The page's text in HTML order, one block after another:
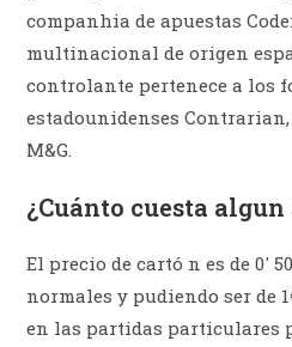
companhia de apuestas
multinacional de origen
controlante pertenece a los
estadounidenses
M&G.
¿Cuánto cuesta
El precio de cartó n es de 0'
normales y pudiendo ser de
en las partidas particulares